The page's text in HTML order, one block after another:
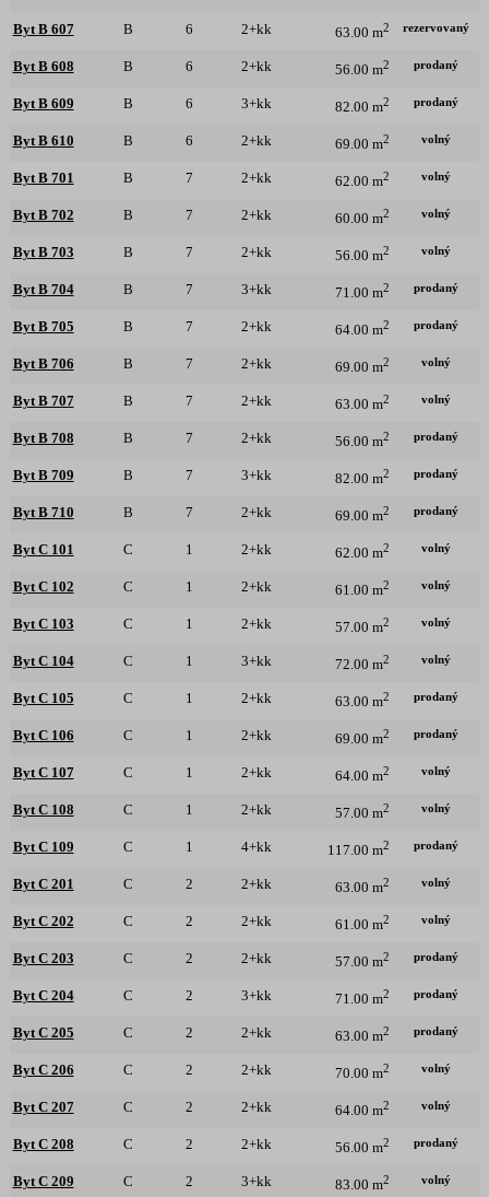
Byt B 607 B 6 2+kk 63.00 m2 rezervovaný
Byt B 608 B 6 2+kk 56.00 m2 prodaný
Byt B 609 B 6 3+kk 82.00 m2 prodaný
Byt B 610 B 6 2+kk 69.00 m2 volný
Byt B 701 B 7 2+kk 62.00 m2 volný
Byt B 702 B 7 2+kk 60.00 m2 volný
Byt B 703 B 7 2+kk 56.00 m2 volný
Byt B 704 B 7 3+kk 71.00 m2 prodaný
Byt B 705 B 7 2+kk 64.00 m2 prodaný
Byt B 706 B 7 2+kk 69.00 m2 volný
Byt B 707 B 7 2+kk 63.00 m2 volný
Byt B 708 B 7 2+kk 56.00 m2 prodaný
Byt B 709 B 7 3+kk 82.00 m2 prodaný
Byt B 710 B 7 2+kk 69.00 m2 prodaný
Byt C 101 C 1 2+kk 62.00 m2 volný
Byt C 102 C 1 2+kk 61.00 m2 volný
Byt C 103 C 1 2+kk 57.00 m2 volný
Byt C 104 C 1 3+kk 72.00 m2 volný
Byt C 105 C 1 2+kk 63.00 m2 prodaný
Byt C 106 C 1 2+kk 69.00 m2 prodaný
Byt C 107 C 1 2+kk 64.00 m2 volný
Byt C 108 C 1 2+kk 57.00 m2 volný
Byt C 109 C 1 4+kk 117.00 m2 prodaný
Byt C 201 C 2 2+kk 63.00 m2 volný
Byt C 202 C 2 2+kk 61.00 m2 volný
Byt C 203 C 2 2+kk 57.00 m2 prodaný
Byt C 204 C 2 3+kk 71.00 m2 prodaný
Byt C 205 C 2 2+kk 63.00 m2 prodaný
Byt C 206 C 2 2+kk 70.00 m2 volný
Byt C 207 C 2 2+kk 64.00 m2 volný
Byt C 208 C 2 2+kk 56.00 m2 prodaný
Byt C 209 C 2 3+kk 83.00 m2 volný